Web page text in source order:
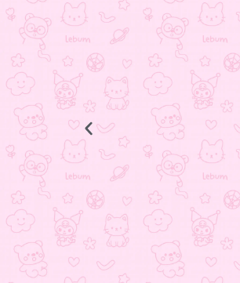
انگشتر ستاره
398.000 تومان